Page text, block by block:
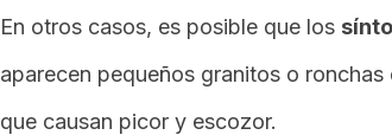
En otros casos, es posible que los
aparecen pequeños granitos o
que causan picor y escozor.